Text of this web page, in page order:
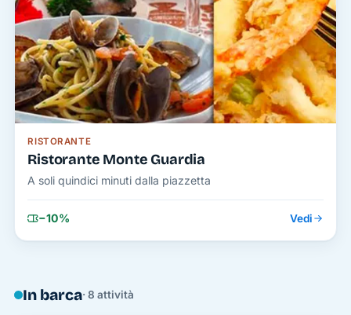
RISTORANTE
Ristorante Monte Guardia
A soli quindici minuti dalla piazzetta
−10% Vedi
In barca· 8 attività